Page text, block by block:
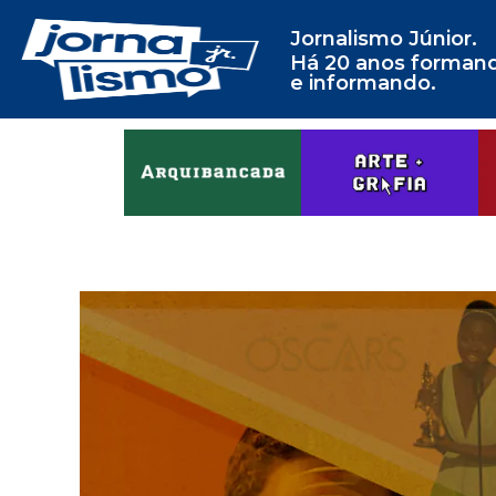
Jornalismo Júnior.
Há 20 anos
e informando.